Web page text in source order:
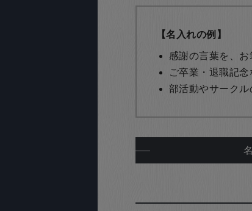
【名入れの例】
感謝の言葉を、お
ご卒業・退職記念
部活動やサーク